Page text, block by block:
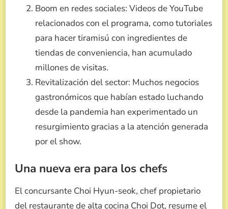
Boom en redes sociales: Videos de YouTube
relacionados con el programa, como tutoriales
para hacer tiramisú con ingredientes de
tiendas de conveniencia, han acumulado
millones de visitas.
Revitalización del sector: Muchos negocios
gastronómicos que habían estado luchando
desde la pandemia han experimentado un
resurgimiento gracias a la atención generada
por el show.
Una nueva era para los chefs
El concursante Choi Hyun-seok, chef propietario
del restaurante de alta cocina Choi Dot, resume el